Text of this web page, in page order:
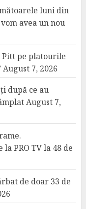
luni din
avea un nou
pe platourile
August 7, 2026
după ce au
August 7,
PRO TV la 48 de
de doar 33 de